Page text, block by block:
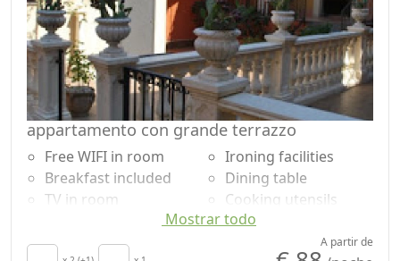
appartamento con grande terrazzo
Free WIFI in room
Breakfast included
TV in room
Crib
Ironing facilities
Dining table
Cooking utensils
Fridge
Outdoor dining area
Mostrar todo
A partir de